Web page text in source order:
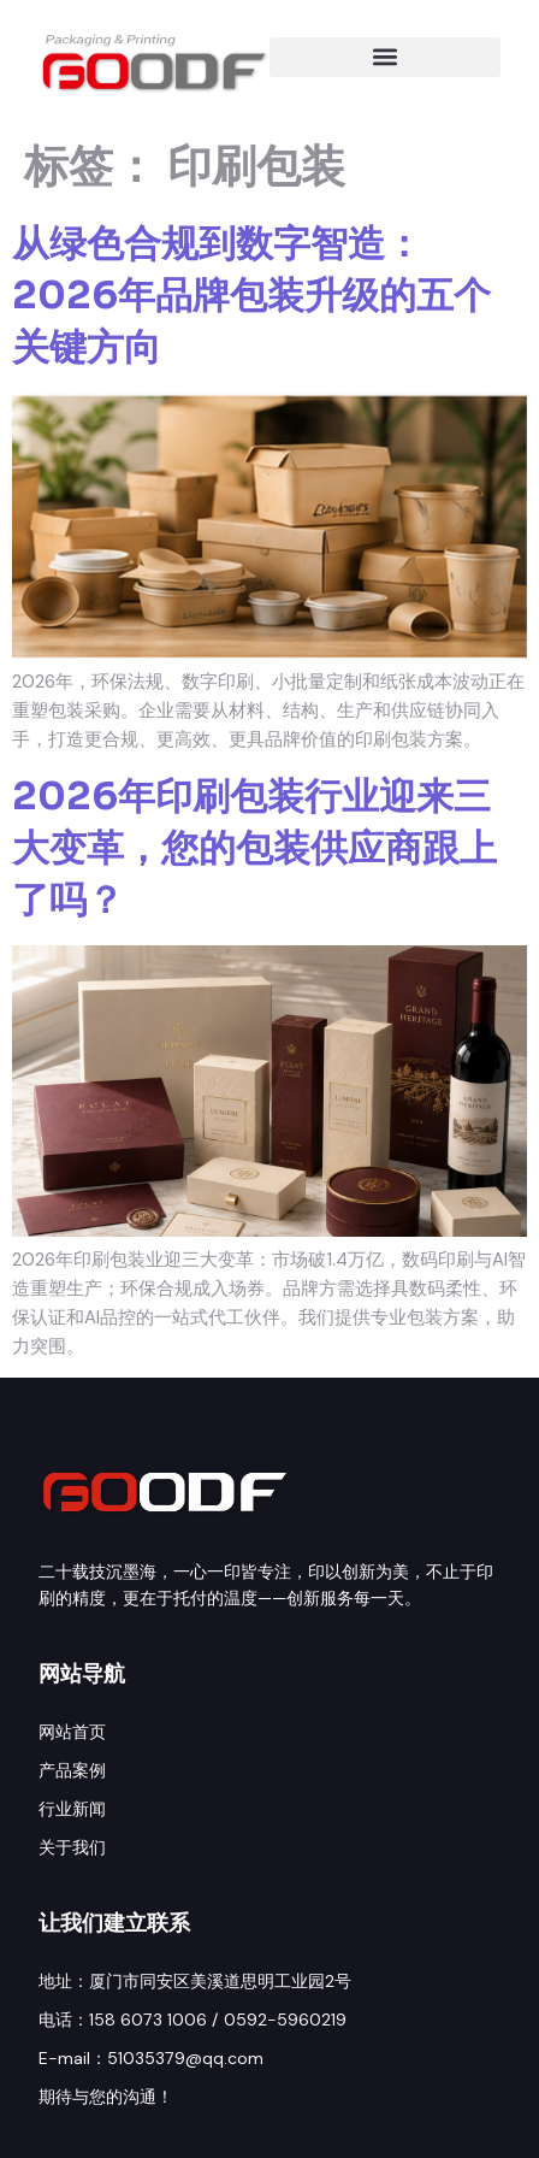
标签： 印刷包装
从绿色合规到数字智造：
2026年品牌包装升级的五个
关键方向
2026年，环保法规、数字印刷、小批量定制和纸张成本波动正在
重塑包装采购。企业需要从材料、结构、生产和供应链协同入
手，打造更合规、更高效、更具品牌价值的印刷包装方案。
2026年印刷包装行业迎来三
大变革，您的包装供应商跟上
了吗？
2026年印刷包装业迎三大变革：市场破1.4万亿，数码印刷与AI智
造重塑生产；环保合规成入场券。品牌方需选择具数码柔性、环
保认证和AI品控的一站式代工伙伴。我们提供专业包装方案，助
力突围。
二十载技沉墨海，一心一印皆专注，印以创新为美，不止于印
刷的精度，更在于托付的温度——创新服务每一天。
网站导航
网站首页
产品案例
行业新闻
关于我们
让我们建立联系
地址：厦门市同安区美溪道思明工业园2号
电话：158 6073 1006 / 0592-5960219
E-mail：51035379@qq.com
期待与您的沟通！